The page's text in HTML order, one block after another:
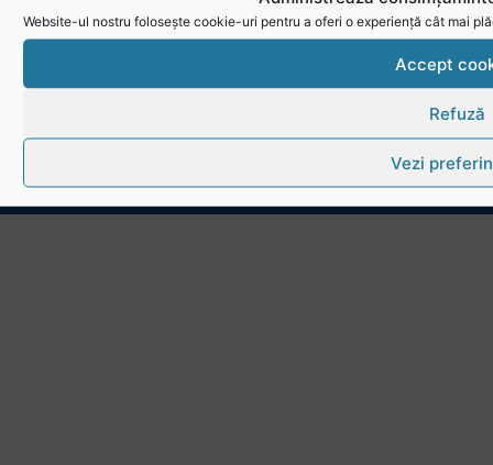
Website-ul nostru folosește cookie-uri pentru a oferi o experiență cât mai
Accept
Refuză
Vezi
Link-uri utile
Download
Politica de utilizare cookies